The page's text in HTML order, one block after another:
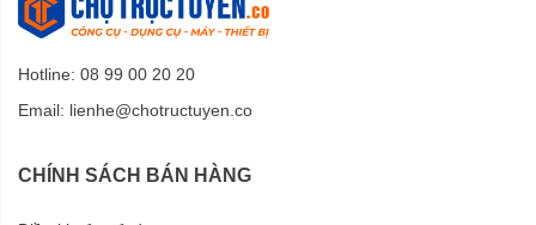
Hotline: 08 99 00 20 20
Email: lienhe@chotructuyen.co
CHÍNH SÁCH BÁN HÀNG